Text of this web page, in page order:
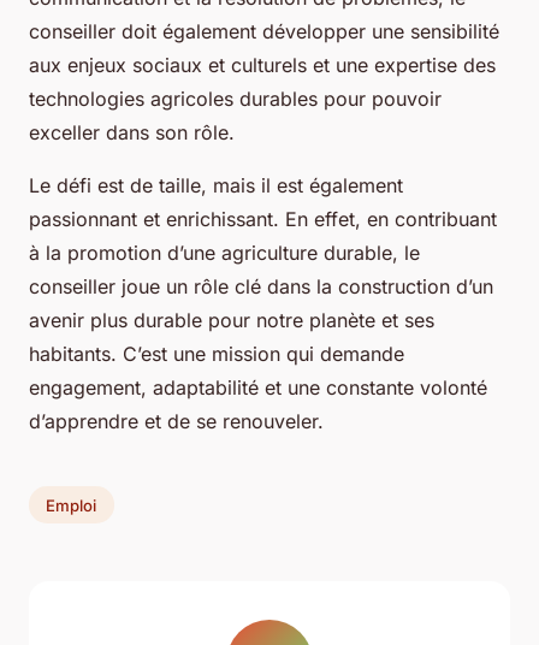
conseiller doit également développer une sensibilité
aux enjeux sociaux et culturels et une expertise des
technologies agricoles durables pour pouvoir
exceller dans son rôle.
Le défi est de taille, mais il est également
passionnant et enrichissant. En effet, en contribuant
à la promotion d’une agriculture durable, le
conseiller joue un rôle clé dans la construction d’un
avenir plus durable pour notre planète et ses
habitants. C’est une mission qui demande
engagement, adaptabilité et une constante volonté
d’apprendre et de se renouveler.
Emploi